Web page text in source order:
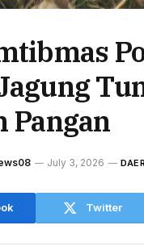
Pangan
July 3, 2026
Twitter